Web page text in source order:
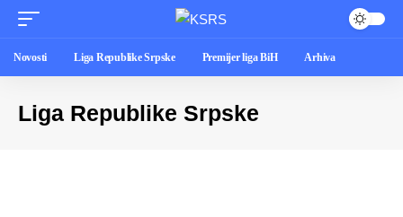
Novosti Liga Republike Srpske Premijer liga BiH Arhiva
Liga Republike Srpske